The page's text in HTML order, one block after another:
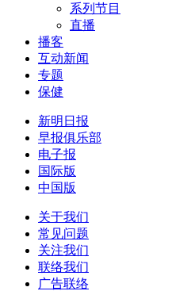
系列节目
直播
播客
互动新闻
专题
保健
新明日报
早报俱乐部
电子报
国际版
中国版
关于我们
常见问题
关注我们
联络我们
广告联络